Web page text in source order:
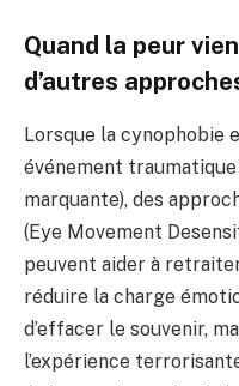
Quand la peur
d’autres
Lorsque la cynophobie
événement
marquante), des
(Eye Movement
peuvent aider à
réduire la charge
d’effacer le souvenir,
l’expérience